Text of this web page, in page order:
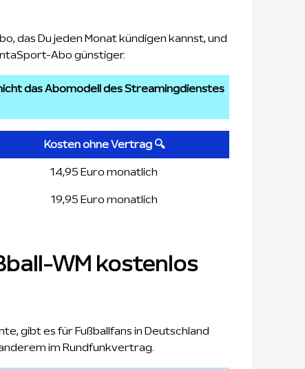
das Du jeden Monat kündigen kannst, und
Abo günstiger.
das Abomodell des Streamingdienstes
Kosten ohne Vertrag 🔍
14,95 Euro monatlich
19,95 Euro monatlich
WM kostenlos
gibt es für Fußballfans in Deutschland
im Rundfunkvertrag.